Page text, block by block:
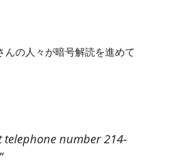
んの人々が暗号解読を進めて
telephone number 214-